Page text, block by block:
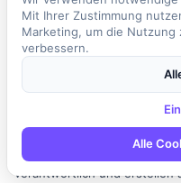
Testautomatisierung und
spielt. In dieser Position
Entwicklung und
architekturen, die das
Ihre Aufgaben umfassen
Integration von KI-
Coaching und die
das Testdatenmanagement
verantwortlich und erstellen
Mit Ihrer Zustimmung
Marketing, um die
verbessern.
Alle